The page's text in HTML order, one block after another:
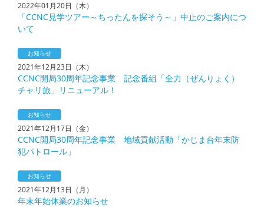
2022年01月20日（木）
「CCNC見学ツアー～ちったんを探そう～」中止のご案内につ
いて
お知らせ
2021年12月23日（木）
CCNC開局30周年記念事業 記念番組「全力（ぜんりょく）
チャリ旅」リニューアル！
お知らせ
2021年12月17日（金）
CCNC開局30周年記念事業 地域貢献活動「かじま台年末防
犯パトロール」
お知らせ
2021年12月13日（月）
年末年始休業のお知らせ